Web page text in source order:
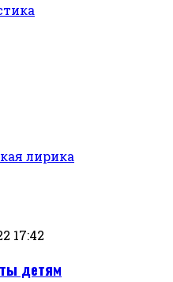
лирика
17:42
детям